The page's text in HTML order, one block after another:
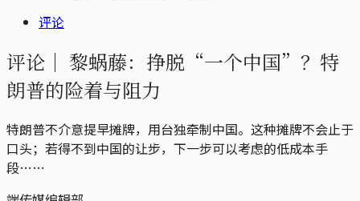
评论
评论｜ 黎蜗藤：挣脱“一个中国”？特
朗普的险着与阻力
特朗普不介意提早摊牌，用台独牵制中国。这种摊牌不会止于
口头；若得不到中国的让步，下一步可以考虑的低成本手
段……